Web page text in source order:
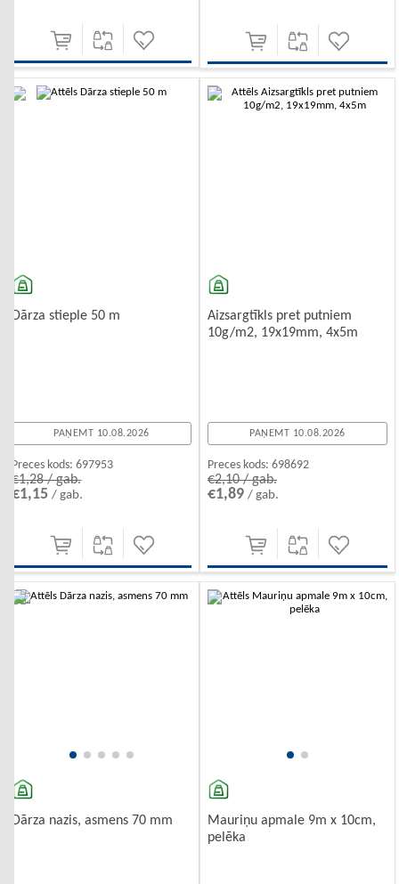
Dārza stieple 50 m
PAŅEMT 10.08.2026
Preces kods: 697953
€1,28 / gab.
€1,15/ gab.
Aizsargtīkls pret putniem
10g/m2, 19x19mm, 4x5m
PAŅEMT 10.08.2026
Preces kods: 698692
€2,10 / gab.
€1,89 / gab.
Dārza nazis, asmens 70 mm
Mauriņu apmale 9m x 10cm,
pelēka